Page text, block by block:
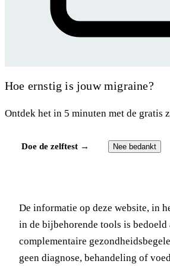
Hoe ernstig is jouw migraine?
Ontdek het in 5 minuten met de gratis
Doe de zelftest → Nee bedankt
De informatie op deze website, in
in de bijbehorende tools is bedoeld
complementaire
geen diagnose, behandeling of